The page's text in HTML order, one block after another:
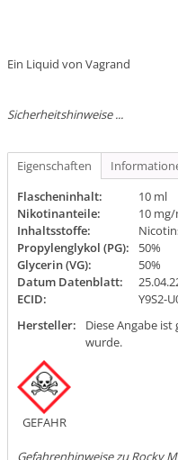
Ein Liquid von Vagrand
Sicherheitshinweise ...
Eigenschaften
Flascheninhalt:
10 ml
Nikotinanteile:
10
Inhaltsstoffe:
Propylenglykol (PG):
50%
Glycerin (VG):
50%
Datum Datenblatt:
ECID:
Y9S2-
Hersteller:
Diese Angabe
wurde.
GEFAHR